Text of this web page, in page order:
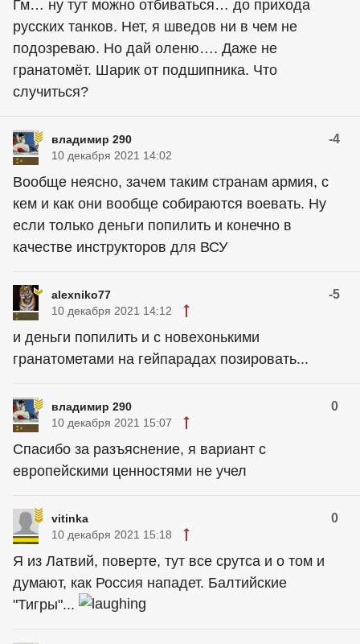
Гм… ну тут можно отбиваться… до прихода
русских танков. Нет, я шведов ни в чем не
подозреваю. Но дай оленю…. Даже не
гранатомёт. Шарик от подшипника. Что
случиться?
владимир 290 -4
10 декабря 2021 14:02
Вообще неясно, зачем таким странам армия, с
кем и как они вообще собираются воевать. Ну
если только деньги попилить и конечно в
качестве инструкторов для ВСУ
alexniko77 -5
10 декабря 2021 14:12
и деньги попилить и с новехонькими
гранатометами на гейпарадах позировать...
владимир 290 0
10 декабря 2021 15:07
Спасибо за разъяснение, я вариант с
европейскими ценностями не учел
vitinka 0
10 декабря 2021 15:18
Я из Латвий, поверте, тyт все срутса и о том и
думают, как Россия нападет. Балтийские
"Тигры"...